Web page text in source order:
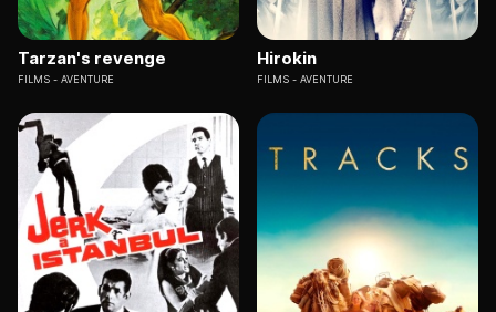
Tarzan's revenge
FILMS AVENTURE
Hirokin
FILMS AVENTURE